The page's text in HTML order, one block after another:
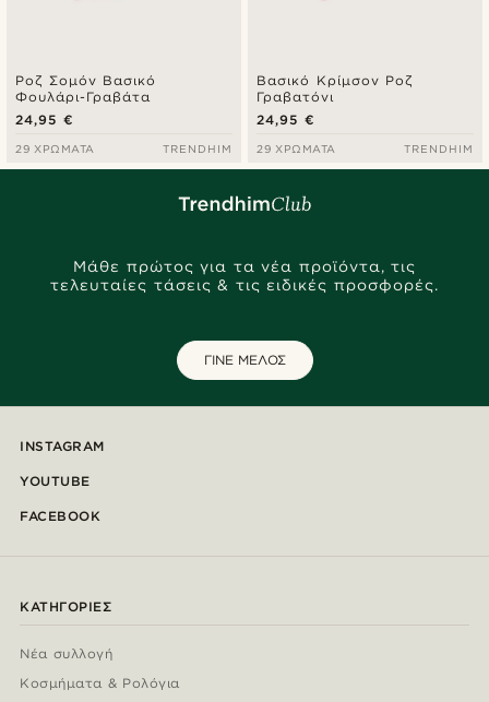
Ροζ Σομόν Βασικό
Φουλάρι-Γραβάτα
24,95 €
29 ΧΡΏΜΑΤΑ TRENDHIM
Βασικό Κρίμσον Ροζ
Γραβατόνι
24,95 €
29 ΧΡΏΜΑΤΑ TRENDHIM
Μάθε πρώτος για τα νέα προϊόντα, τις
τελευταίες τάσεις & τις ειδικές προσφορές.
ΓΙΝΕ ΜΕΛΟΣ
INSTAGRAM
YOUTUBE
FACEBOOK
ΚΑΤΗΓΟΡΊΕΣ
Νέα συλλογή
Κοσμήματα & Ρολόγια